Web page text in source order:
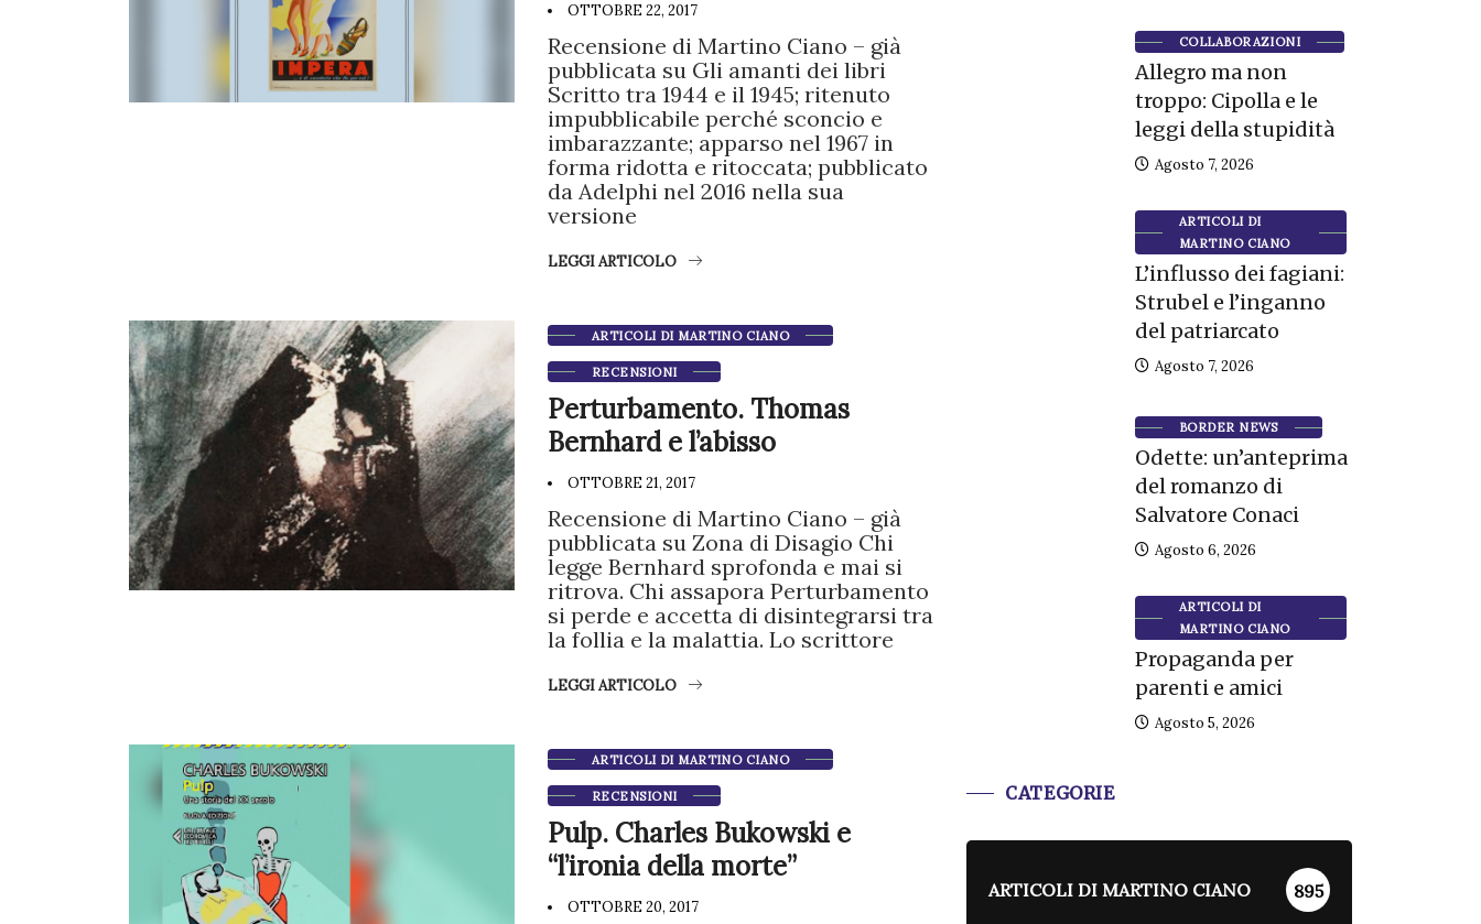
OTTOBRE 22, 2017
Recensione di Martino Ciano – già
pubblicata su Gli amanti dei libri
Scritto tra 1944 e il 1945; ritenuto
impubblicabile perché sconcio e
imbarazzante; apparso nel 1967 in
forma ridotta e ritoccata; pubblicato
da Adelphi nel 2016 nella sua
versione
LEGGI ARTICOLO
ARTICOLI DI MARTINO CIANO
RECENSIONI
Perturbamento. Thomas
Bernhard e l’abisso
OTTOBRE 21, 2017
Recensione di Martino Ciano – già
pubblicata su Zona di Disagio Chi
legge Bernhard sprofonda e mai si
ritrova. Chi assapora Perturbamento
si perde e accetta di disintegrarsi tra
la follia e la malattia. Lo scrittore
LEGGI ARTICOLO
ARTICOLI DI MARTINO CIANO
RECENSIONI
Pulp. Charles Bukowski e
“l’ironia della morte”
OTTOBRE 20, 2017
COLLABORAZIONI
Allegro ma non
troppo: Cipolla e le
leggi della stupidità
Agosto 7, 2026
ARTICOLI DI
MARTINO CIANO
L’influsso dei fagiani:
Strubel e l’inganno
del patriarcato
Agosto 7, 2026
BORDER NEWS
Odette: un’anteprima
del romanzo di
Salvatore Conaci
Agosto 6, 2026
ARTICOLI DI
MARTINO CIANO
Propaganda per
parenti e amici
Agosto 5, 2026
CATEGORIE
ARTICOLI DI MARTINO CIANO 895